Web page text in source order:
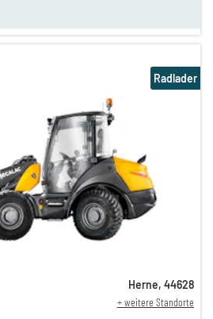
Radlader
Herne, 44628
+ weitere Standorte